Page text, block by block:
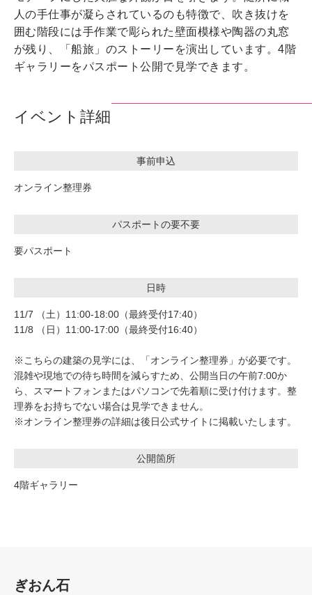
人の手仕事が凝らされているのも特徴で、吹き抜けを
囲む階段には手作業で彫られた壁面模様や陶器の丸窓
が残り、「船旅」のストーリーを演出しています。4階
ギャラリーをパスポート公開で見学できます。
イベント詳細
事前申込
オンライン整理券
パスポートの要不要
要パスポート
日時
11/7 （土）11:00-18:00（最終受付17:40）
11/8 （日）11:00-17:00（最終受付16:40）
※こちらの建築の見学には、「オンライン整理券」が必要です。
混雑や現地での待ち時間を減らすため、公開当日の午前7:00か
ら、スマートフォンまたはパソコンで先着順に受け付けます。整
理券をお持ちでない場合は見学できません。
※オンライン整理券の詳細は後日公式サイトに掲載いたします。
公開箇所
4階ギャラリー
ぎおん石